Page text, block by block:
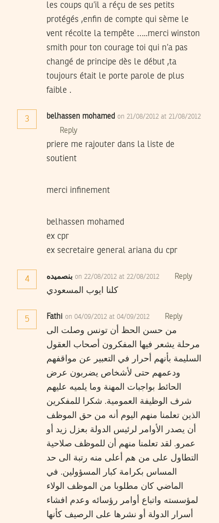
les coups qu’il a réçu de ses petits
protégés ,enfin de compte qui sème le
vent récolte la tempête …..merci winston
smith pour ton courage toi qui n’a pas
changé de principe dès le début ,ta
toujours était le porte parole de plus
faible .
3 belhassen mohamed on 21/08/2012 at 21/08/2012
Reply
priere me rajouter dans la liste de
soutient
merci infinement
belhassen mohamed
ex cpr
ex secretaire general ariana du cpr
4 بنصميده on 22/08/2012 at 22/08/2012 Reply
كلنا ايوب المسعودي
5 Fathi on 04/09/2012 at 04/09/2012 Reply
من حسن الحظ أن تونس وصلت الى
مرحلة يشعر فيها المفكرون أصحاب العقول
السليمة بأنهم أحرار في التعبير عن مواقفهم
ودعمهم حتى لأشخاص يضربون عرض
الحائط بواجبات المهنة وما يلميه عليهم
شرف الوظيفة العمومية. شكرا للمفكرين
الذين تعلمنا منهم اليوم أنه من حق الموظف
أن يصدر الأوامر لرئيس الدولة بعزل زيد أو
عمرو. لقد تعلمنا منهم أن للموظف صلاحية
التطاول على من هم أعلى منه رتبة الى حد
المساس بكرامة كبار المسؤولين. في
الماضي كان مطلوبا من الموظف الولاء
لمؤسسته واتباع أوامر رؤسائه وعدم افشاء
أسرار الدولة أو نشرها على الرصيف كأنها